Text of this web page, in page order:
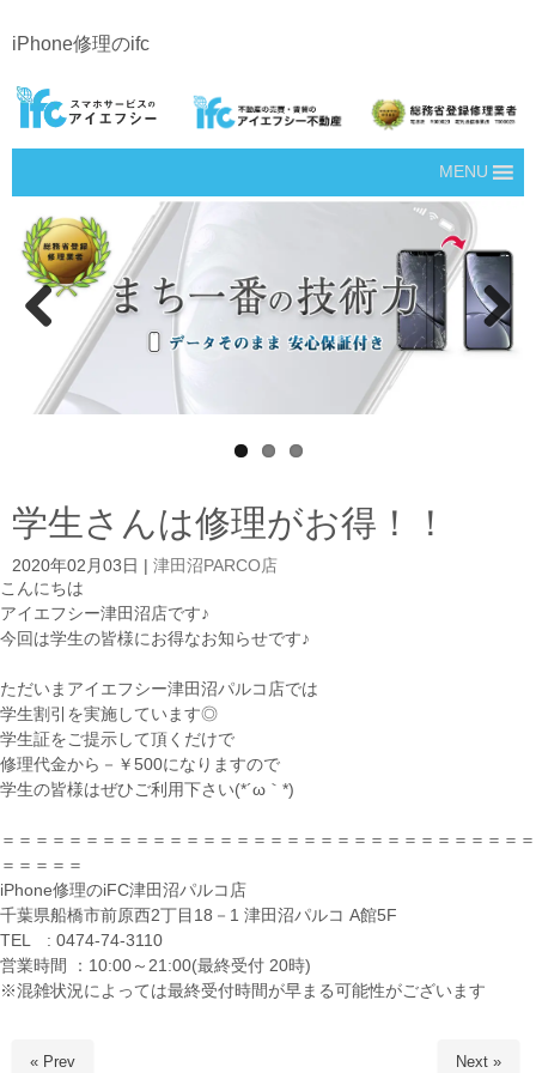
iPhone修理のifc
MENU
Next
学生さんは修理がお得！！
2020年02月03日
津田沼PARCO店
こんにちは
アイエフシー津田沼店です♪
今回は学生の皆様にお得なお知らせです♪
ただいまアイエフシー津田沼パルコ店では
学生割引を実施しています◎
学生証をご提示して頂くだけで
修理代金から－￥500になりますので
学生の皆様はぜひご利用下さい(*´ω｀*)
＝＝＝＝＝＝＝＝＝＝＝＝＝＝＝＝＝＝＝＝＝＝＝＝＝＝＝＝＝＝＝＝
＝＝＝＝＝
iPhone修理のiFC津田沼パルコ店
千葉県船橋市前原西2丁目18－1 津田沼パルコ A館5F
TEL : 0474-74-3110
営業時間 ：10:00～21:00(最終受付 20時)
※混雑状況によっては最終受付時間が早まる可能性がございます
« Prev Next »